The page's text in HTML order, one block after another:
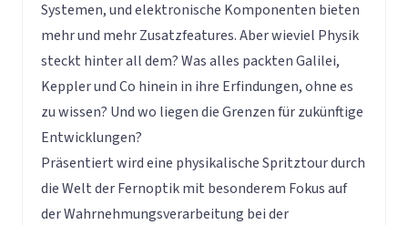
Systemen, und elektronische Komponenten bieten
mehr und mehr Zusatzfeatures. Aber wieviel Physik
steckt hinter all dem? Was alles packten Galilei,
Keppler und Co hinein in ihre Erfindungen, ohne es
zu wissen? Und wo liegen die Grenzen für zukünftige
Entwicklungen?
Präsentiert wird eine physikalische Spritztour durch
die Welt der Fernoptik mit besonderem Fokus auf
der Wahrnehmungsverarbeitung bei der